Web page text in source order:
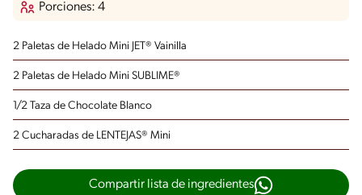
Porciones: 4
2 Paletas de Helado Mini JET® Vainilla
2 Paletas de Helado Mini SUBLIME®
1/2 Taza de Chocolate Blanco
2 Cucharadas de LENTEJAS® Mini
Compartir lista de ingredientes